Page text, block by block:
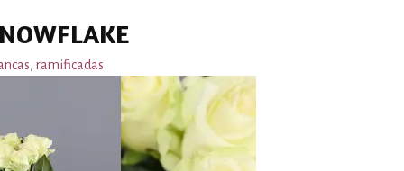
, ramificadas